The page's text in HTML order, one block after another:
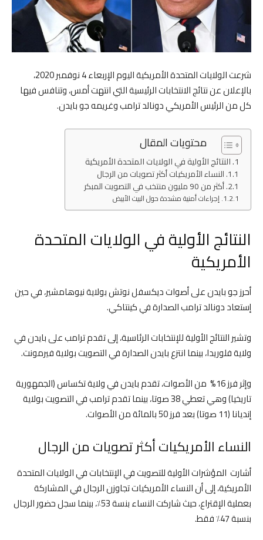
شرعت الولايات المتحدة الأمريكية اليوم الإربعاء 4 نوفمبر 2020،
بالإعلان عن نتائج الانتخابات الرئيسية التي انتهت أمس، وتنافس فيها
كل من الرئيس الأمريكي دونالد ترامب وغريمه جو بايدن.
محتويات المقال
النتائج الأولية في الولايات المتحدة الأمريكية
النساء الأمريكيات أكثر تصويات من الرجال
أكثر من 90 مليون منتخب في التصويت المبكر
إجراءات أمنية مشددة حول البيت الأبيض
النتائج الأولية في الولايات المتحدة
الأمريكية
أحرز جو بايدن على أصوات ديكسفل نوتش بولاية نيوهامشير، في حين
إستعاد دونالد ترامب الصدارة في كينتاكي.
وتشير النتائج الأولية للإنتخابات الرئاسية، إلى تقدم ترامب على بايدن في
ولاية فلوريدا، بينما انتزع بايدن الصدارة في التصويت بولاية فيرمونت.
وإثر فرز 16% من الأصوات، تقدم بايدن في ولاية تكساس (الجمهورية
تاريخيا) وهي تعطي 38 صوتا، بينما تقدم ترامب في التصويت بولاية
إنديانا (11 صوتا) بعد فرز 50 بالمائة من الأصوات.
النساء الأمريكيات أكثر تصويات من الرجال
أشارت المؤشرات الأولية للتصويت في الإنتخابات في الولايات المتحدة
الأمريكية، إلى أن النساء الأمريكيات تجاوزن الرجال في المشاركة
بعملية الإقتراع، حيث شاركت النساء بنسة 53٪، بينما سجل حضور الرجال
بنسبة 47٪ فقط.